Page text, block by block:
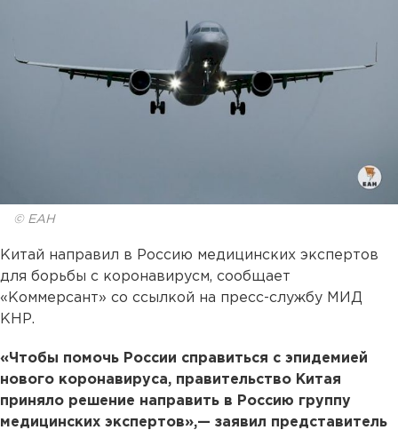
© ЕАН
Китай направил в Россию медицинских экспертов
для борьбы с коронавирусм, сообщает
«Коммерсант» со ссылкой на пресс-службу МИД
КНР.
«Чтобы помочь России справиться с эпидемией
нового коронавируса, правительство Китая
приняло решение направить в Россию группу
медицинских экспертов»,— заявил представитель